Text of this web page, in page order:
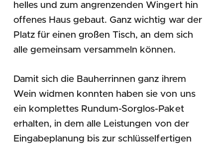
helles und zum angrenzenden Wingert hin
offenes Haus gebaut. Ganz wichtig war der
Platz für einen großen Tisch, an dem sich
alle gemeinsam versammeln können.
Damit sich die Bauherrinnen ganz ihrem
Wein widmen konnten haben sie von uns
ein komplettes Rundum-Sorglos-Paket
erhalten, in dem alle Leistungen von der
Eingabeplanung bis zur schlüsselfertigen